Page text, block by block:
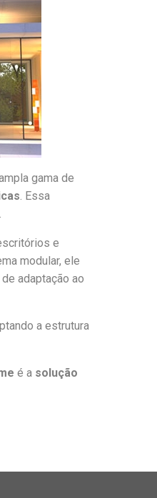
gama de
. Essa
e
modular, ele
adaptação ao
a estrutura
é a solução